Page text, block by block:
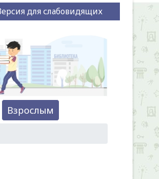
для слабовидящих
Взрослым